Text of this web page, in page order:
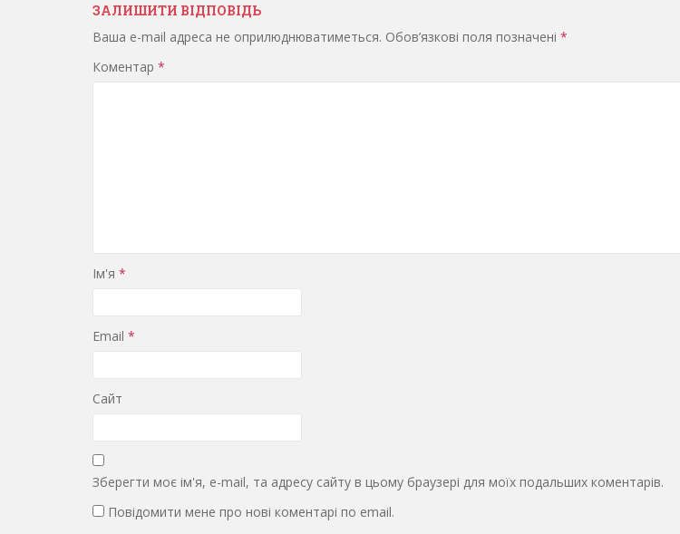
ЗАЛИШИТИ ВІДПОВІДЬ
Ваша e-mail адреса не оприлюднюватиметься. Обов’язкові поля позначені *
Коментар *
Ім'я *
Email *
Сайт
Зберегти моє ім'я, e-mail, та адресу сайту в цьому браузері для моїх подальших коментарів.
Повідомити мене про нові коментарі по email.